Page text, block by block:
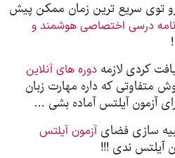
رو توی سریع ترین زمان ممکن پیش
درسی اختصاصی هوشمند و
دوره های آنلاین
متفاوتی که داره مهارت زبان
آزمون آیلتس آماده بشی …
آزمون آیلتس
آیلتس ندی !!!